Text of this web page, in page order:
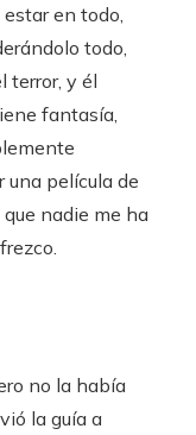
en todo,
todo,
terror, y él
fantasía,
una película de
nadie me ha
no la había
la guía a